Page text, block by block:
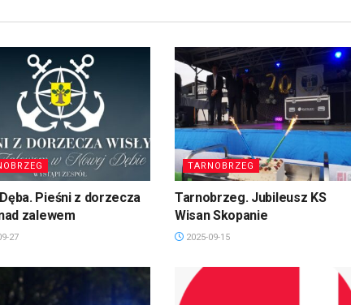
Pieśni z dorzecza
zalewem
27
TARNOBRZEG
Tarnobrzeg. Jubileusz KS
Wisan Skopanie
2025-09-15